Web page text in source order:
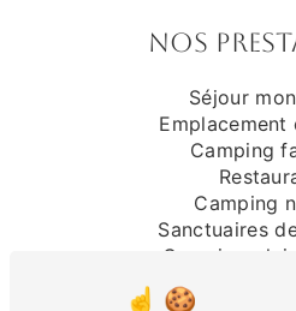
Nos
Séjour
Emplacement
Camping
Camping
Sanctuaires
Camping
Location